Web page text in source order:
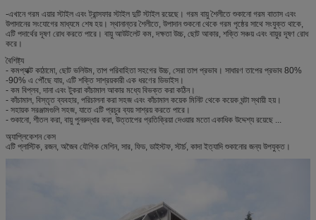
-এখানে গরম এয়ার স্টাইল এবং ট্রান্সফার স্টাইল দুটি স্টাইল রয়েছে। গরম বায়ু শৈলীতে শুকানো গরম বাতাস এবং
উপাদানের সংযোগের মাধ্যমে শেষ হয়। স্থানান্তর শৈলীতে, উপাদান শুকনো থেকে গরম পৃষ্ঠের সাথে সংযুক্ত থাকে,
এটি পদার্থের দূষণ রোধ করতে পারে। বায়ু আউটলেট কম, দক্ষতা উচ্চ, ছোট আকার, শক্তি সঞ্চয় এবং বায়ুর দূষণ রোধ
করে।
বৈশিষ্ট্য
- কমপ্যাক্ট কাঠামো, ছোট ভলিউম, তাপ পরিবাহিতা সহগের উচ্চ, সেরা তাপ প্রভাব। সাধারণ তাপের প্রভাব 80%
-90% এ পৌঁছে যায়, এটি শক্তি সাশ্রয়কারী এক ধরণের ডিভাইস।
- কম বিপ্লব, দানা এবং টুকরা কাঁচামাল আকার মধ্যে বিভক্ত করা কঠিন।
- কাঁচামাল, বিস্তৃত ব্যবহার, পরিচালনা করা সহজ এবং কাঁচামাল কয়েক মিনিট থেকে কয়েক ঘন্টা স্থায়ী হয়।
- সহায়ক সরঞ্জামগুলি সহজ, যাতে এটি প্রচুর ব্যয় সাশ্রয় করতে পারে।
- শুকানো, শীতল করা, বায়ু পুনরুদ্ধার করা, উত্তাপের প্রতিক্রিয়া দেওয়ার মতো একাধিক উদ্দেশ্য রয়েছে ...
অ্যাপ্লিকেশন কেস
এটি প্লাস্টিক, রজন, অজৈব যৌগিক মেশিন, সার, ফিড, ডাইস্টফ, স্টার্চ, কাদা ইত্যাদি শুকানোর জন্য উপযুক্ত।